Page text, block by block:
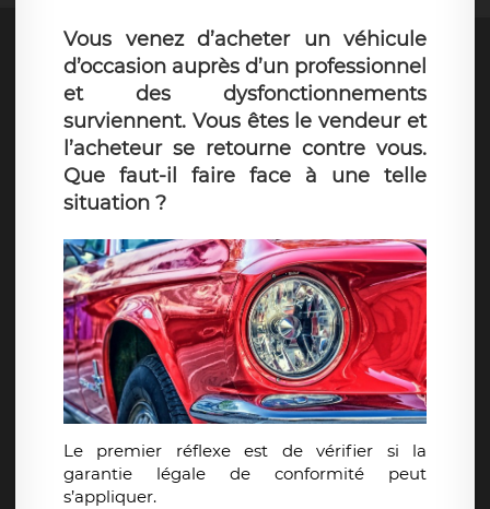
Vous venez d’acheter un véhicule
d’occasion auprès d’un professionnel
et des dysfonctionnements
surviennent. Vous êtes le vendeur et
l’acheteur se retourne contre vous.
Que faut-il faire face à une telle
situation ?
Le premier réflexe est de vérifier si la
garantie légale de conformité peut
s’appliquer.